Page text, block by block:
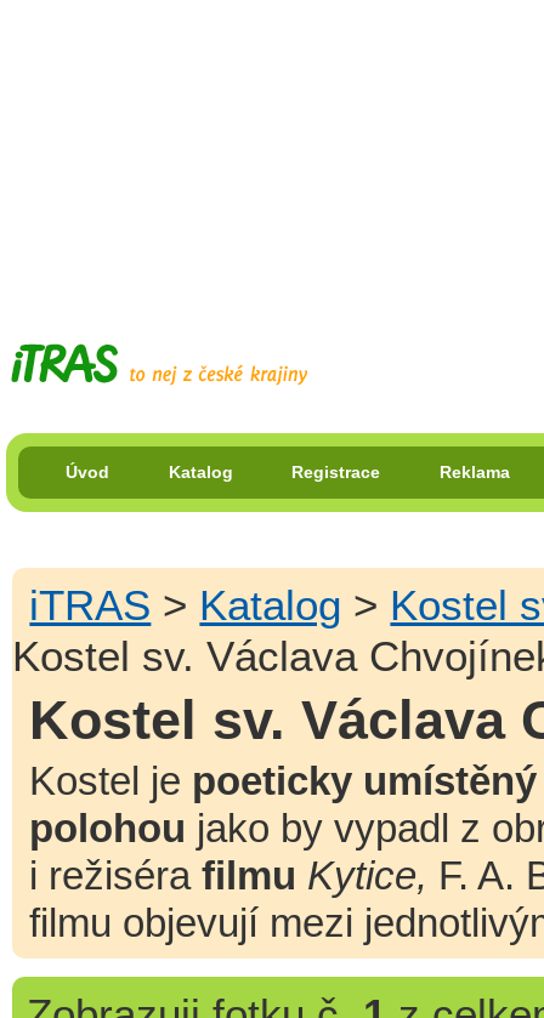
Úvod Katalog Registrace Reklama
iTRAS > Katalog > Kostel
Kostel sv. Václava
Kostel sv. Václava
Kostel je poeticky umístěný
polohou jako by vypadl z
i režiséra filmu Kytice, F. A.
filmu objevují mezi